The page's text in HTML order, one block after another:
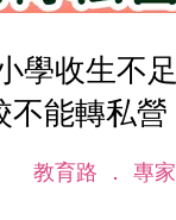
學收生不
不能轉私
教育路 專